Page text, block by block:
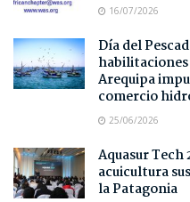
16/07/2026
Día del
habilitaciones
Arequipa
comercio
25/06/2026
Aquasur
acuicultura
la Patagonia